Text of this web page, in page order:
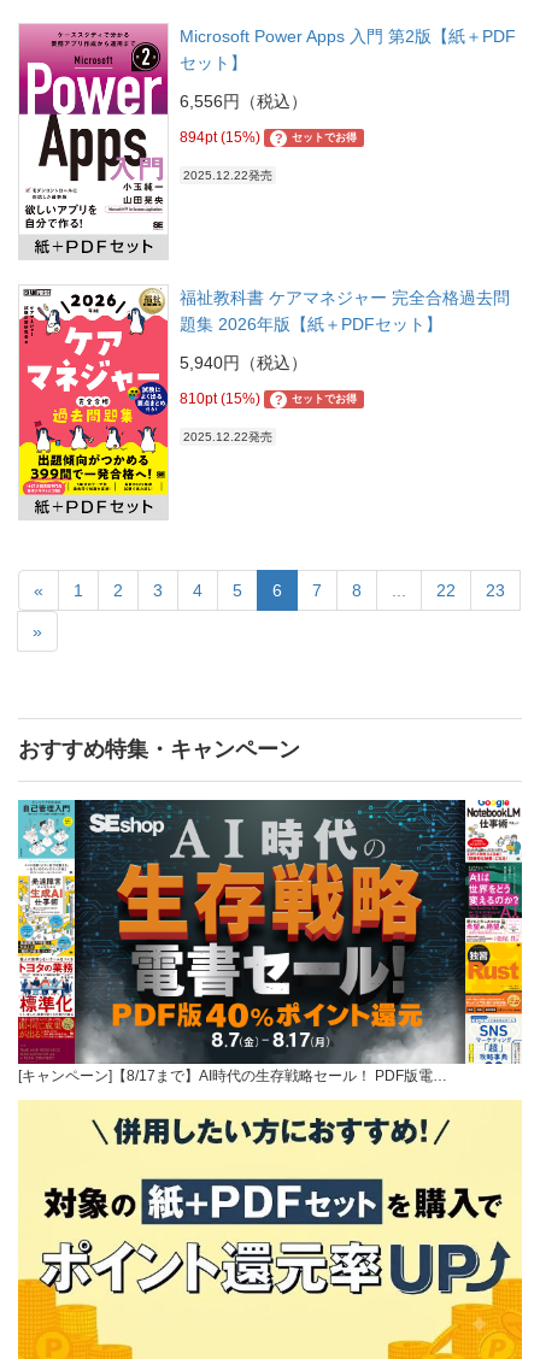
Microsoft Power Apps 入門 第2版【紙＋PDF
セット】
6,556円（税込）
894pt (15%) ? セットでお得
2025.12.22発売
福祉教科書 ケアマネジャー 完全合格過去問
題集 2026年版【紙＋PDFセット】
5,940円（税込）
810pt (15%) ? セットでお得
2025.12.22発売
« 1 2 3 4 5 6 7 8 22 23
»
おすすめ特集・キャンペーン
[キャンペーン]【8/17まで】AI時代の生存戦略セール！ PDF版電…